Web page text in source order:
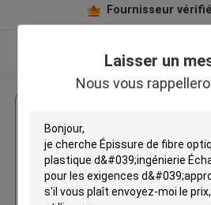
Laisser un
Nous vous
Fournisseur vérifié
Épissure de
dôme
Échantillon